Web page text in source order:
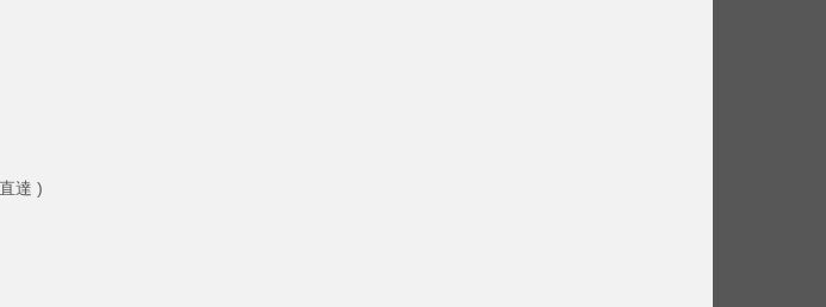
達 )